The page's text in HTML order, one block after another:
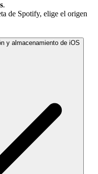
.
de Spotify, elige el origen
y almacenamiento de iOS